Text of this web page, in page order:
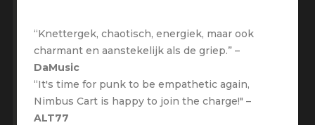
“Knettergek, chaotisch, energiek, maar ook
charmant en aanstekelijk als de griep.” –
DaMusic
“It's time for punk to be empathetic again,
Nimbus Cart is happy to join the charge!" –
ALT77